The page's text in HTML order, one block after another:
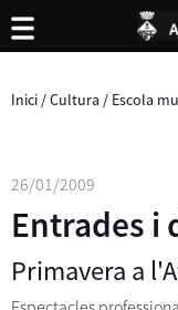
Inici /Cultura / Escola
26/01/2009
Entrades i
Primavera a